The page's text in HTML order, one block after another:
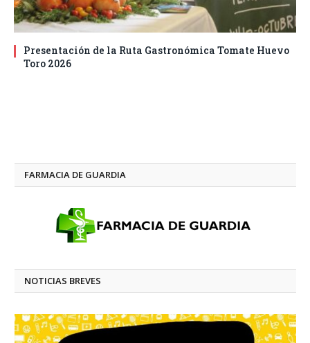
Presentación de la Ruta Gastronómica Tomate Huevo
Toro 2026
FARMACIA DE GUARDIA
NOTICIAS BREVES